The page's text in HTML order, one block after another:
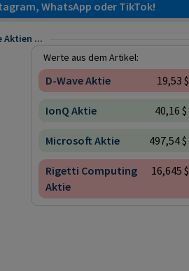
WhatsApp oder TikTok!
Aktien ...
Werte aus dem Artikel:
D-Wave Aktie 19,53 $
IonQ Aktie 40,16 $
Microsoft Aktie 497,54 $
Rigetti Computing
Aktie
16,645 $